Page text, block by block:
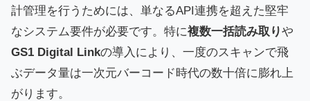
計管理を行うためには、単なるAPI連携を超えた堅牢
なシステム要件が必要です。特に複数一括読み取りや
GS1 Digital Linkの導入により、一度のスキャンで飛
ぶデータ量は一次元バーコード時代の数十倍に膨れ上
がります。